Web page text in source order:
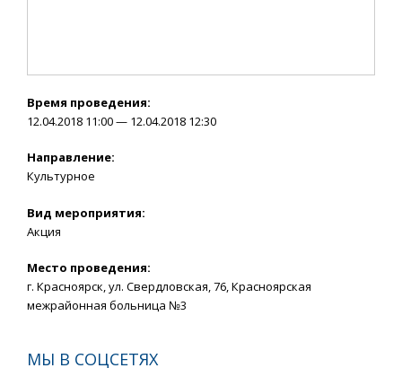
Время проведения:
12.04.2018 11:00 — 12.04.2018 12:30
Направление:
Культурное
Вид мероприятия:
Акция
Место проведения:
г. Красноярск, ул. Свердловская, 76, Красноярская
межрайонная больница №3
МЫ В СОЦСЕТЯХ